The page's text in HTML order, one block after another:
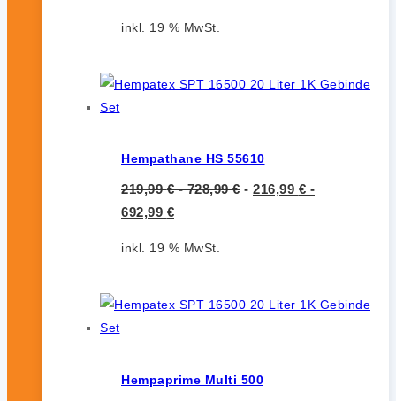
inkl. 19 % MwSt.
Hempathane HS 55610
219,99€-728,99€- 216,99 € -
692,99 €
inkl. 19 % MwSt.
Hempaprime Multi 500